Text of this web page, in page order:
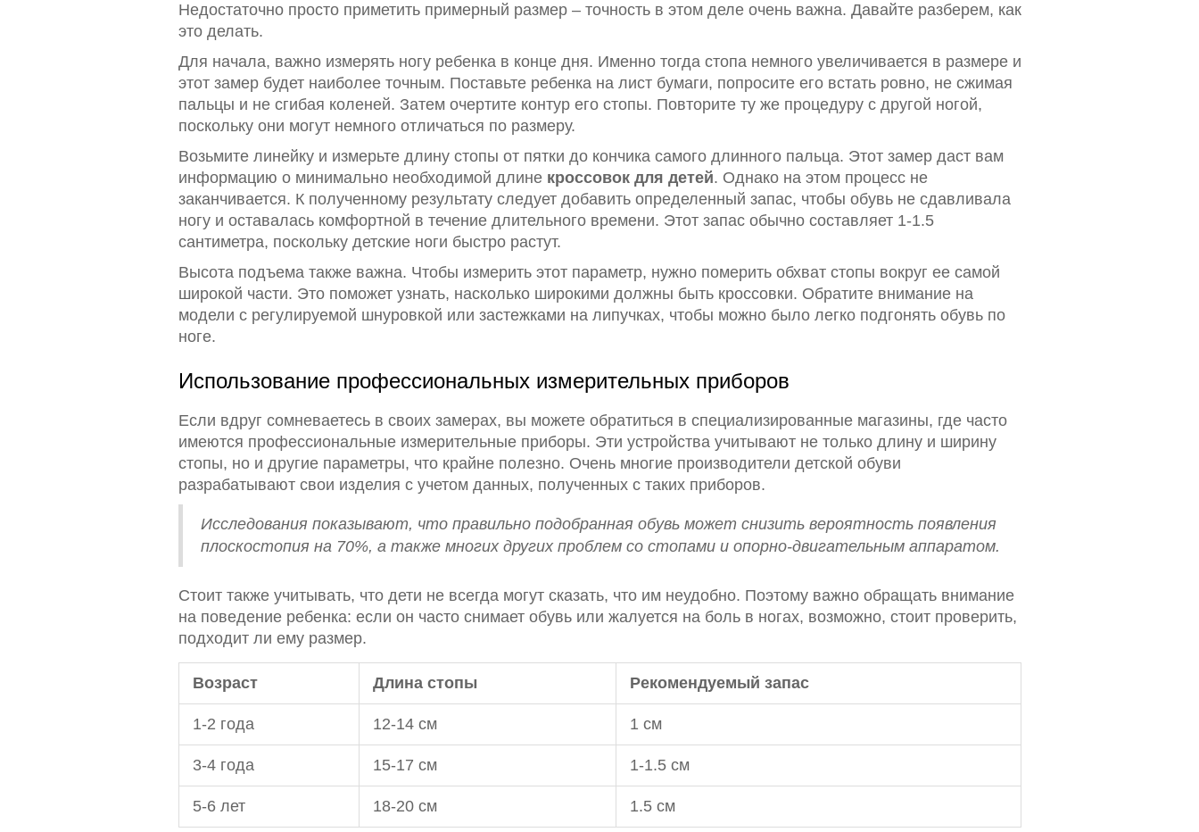
Недостаточно просто приметить примерный размер – точность в этом деле очень важна. Давайте разберем, как
это делать.
Для начала, важно измерять ногу ребенка в конце дня. Именно тогда стопа немного увеличивается в размере и
этот замер будет наиболее точным. Поставьте ребенка на лист бумаги, попросите его встать ровно, не сжимая
пальцы и не сгибая коленей. Затем очертите контур его стопы. Повторите ту же процедуру с другой ногой,
поскольку они могут немного отличаться по размеру.
Возьмите линейку и измерьте длину стопы от пятки до кончика самого длинного пальца. Этот замер даст вам
информацию о минимально необходимой длине кроссовок для детей. Однако на этом процесс не
заканчивается. К полученному результату следует добавить определенный запас, чтобы обувь не сдавливала
ногу и оставалась комфортной в течение длительного времени. Этот запас обычно составляет 1-1.5
сантиметра, поскольку детские ноги быстро растут.
Высота подъема также важна. Чтобы измерить этот параметр, нужно померить обхват стопы вокруг ее самой
широкой части. Это поможет узнать, насколько широкими должны быть кроссовки. Обратите внимание на
модели с регулируемой шнуровкой или застежками на липучках, чтобы можно было легко подгонять обувь по
ноге.
Использование профессиональных измерительных приборов
Если вдруг сомневаетесь в своих замерах, вы можете обратиться в специализированные магазины, где часто
имеются профессиональные измерительные приборы. Эти устройства учитывают не только длину и ширину
стопы, но и другие параметры, что крайне полезно. Очень многие производители детской обуви
разрабатывают свои изделия с учетом данных, полученных с таких приборов.
Исследования показывают, что правильно подобранная обувь может снизить вероятность появления
плоскостопия на 70%, а также многих других проблем со стопами и опорно-двигательным аппаратом.
Стоит также учитывать, что дети не всегда могут сказать, что им неудобно. Поэтому важно обращать внимание
на поведение ребенка: если он часто снимает обувь или жалуется на боль в ногах, возможно, стоит проверить,
подходит ли ему размер.
Возраст Длина стопы Рекомендуемый запас
1-2 года 12-14 см 1 см
3-4 года 15-17 см 1-1.5 см
5-6 лет 18-20 см 1.5 см